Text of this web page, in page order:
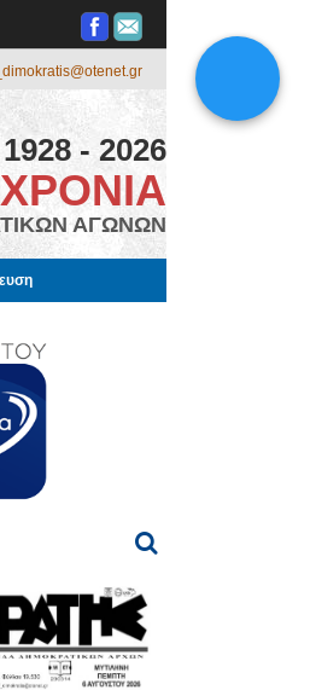
1928 - 2026
ΑΓΩΝΩΝ